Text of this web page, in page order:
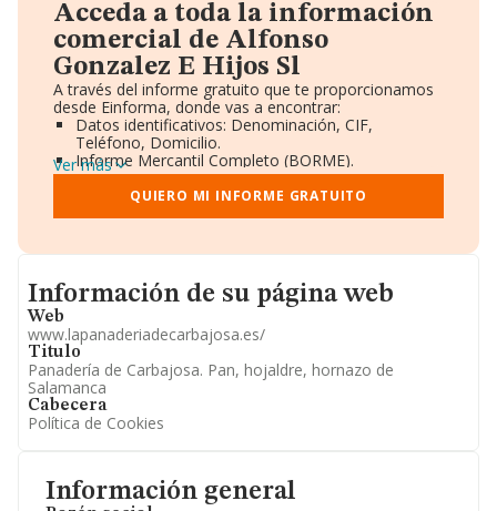
Información general
Acceda a toda la información
comercial de Alfonso
Gonzalez E Hijos Sl
A través del informe gratuito que te proporcionamos
desde Einforma, donde vas a encontrar:
Datos identificativos: Denominación, CIF,
Teléfono, Domicilio.
Informe Mercantil Completo (BORME).
Gráficos de Evolución Ventas y Empleados.
Consejo de Administración y Administradores.
Directivos y Ejecutivos.
Información oficial y registral complementaria.
Ver más
QUIERO MI INFORME GRATUITO
Informacion de su página web
Información de su página web
Web
www.lapanaderiadecarbajosa.es/
Titulo
Panadería de Carbajosa. Pan, hojaldre, hornazo de
Salamanca
Cabecera
Política de Cookies